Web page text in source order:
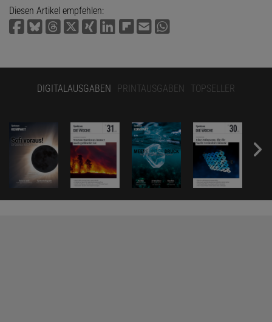
Diesen Artikel empfehlen:
DIGITALAUSGABEN PRINTAUSGABEN TOPSELLER